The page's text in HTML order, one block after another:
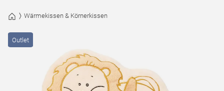
Wärmekissen & Körnerkissen
Outlet